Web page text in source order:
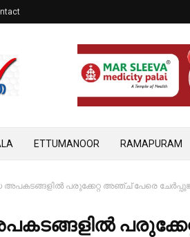
ETTUMANOOR RAMAPURAM
അപകടങ്ങളിൽ പരുക്കേറ്റ അഞ്ച് പേരെ